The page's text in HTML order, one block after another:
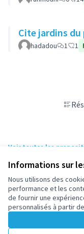
Informations sur
Nous utilisons des
performance et les
de fournir une
personnalisés à partir
Cite jardins
hadadou 1 1
Voir toutes les
Conditions d'utilisation
Paramètres des cookies
participez.nanterre.fr
(Lien externe)
(Lien